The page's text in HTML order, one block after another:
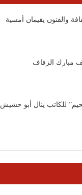
والفنون يقيمان أمسية
مبارك الزفاف
للكاتب ينال أبو حشيش